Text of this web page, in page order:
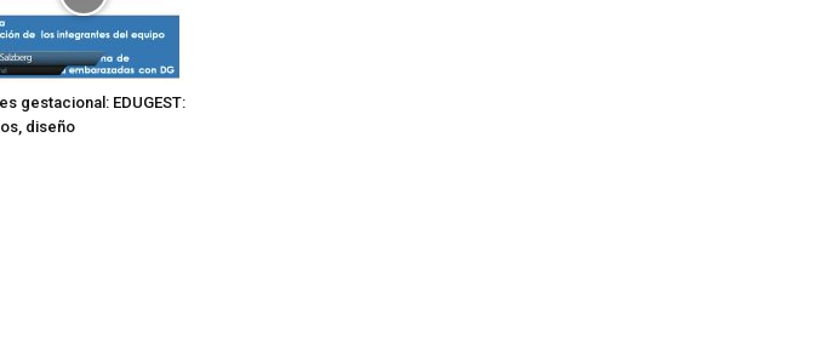
gestacional: EDUGEST:
diseño